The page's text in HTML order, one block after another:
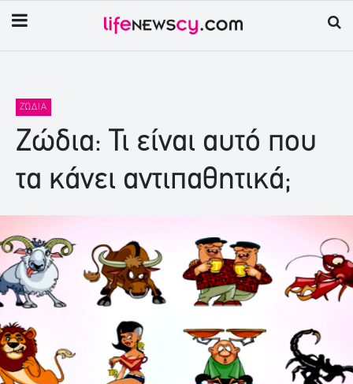
ΖΏΔΙΑ
Ζώδια: Τι είναι αυτό που
τα κάνει αντιπαθητικά;